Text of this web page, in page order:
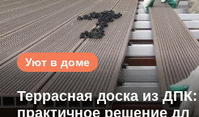
Уют в доме
Террасная доска из ДПК:
практичное решение для